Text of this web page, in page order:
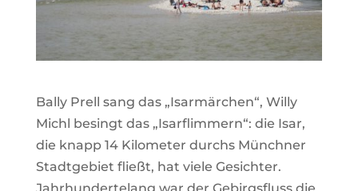
Bally Prell sang das „Isarmärchen“, Willy
Michl besingt das „Isarflimmern“: die Isar,
die knapp 14 Kilometer durchs Münchner
Stadtgebiet fließt, hat viele Gesichter.